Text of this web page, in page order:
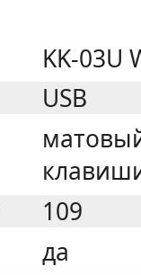
KK-03U
USB
109
да